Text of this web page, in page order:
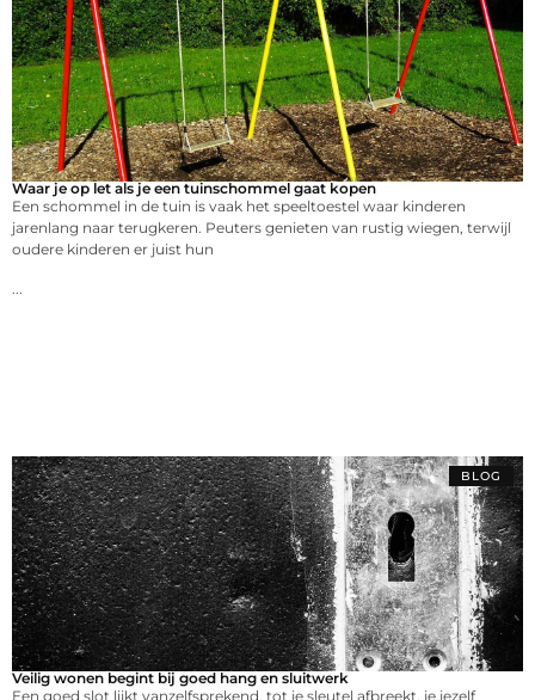
Waar je op let als je een tuinschommel gaat kopen
Een schommel in de tuin is vaak het speeltoestel waar kinderen
jarenlang naar terugkeren. Peuters genieten van rustig wiegen, terwijl
oudere kinderen er juist hun
BLOG
Veilig wonen begint bij goed hang en sluitwerk
Een goed slot lijkt vanzelfsprekend, tot je sleutel afbreekt, je jezelf